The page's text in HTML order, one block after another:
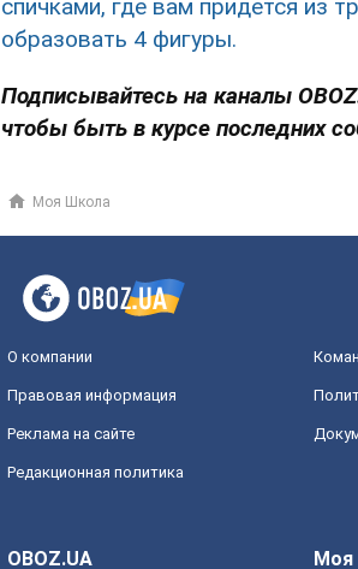
спичками, где вам придется из
образовать 4 фигуры.
Подписывайтесь на каналы
чтобы быть в курсе последних
Моя Школа
О компании
Правовая информация
Реклама на сайте
Редакционная политика
OBOZ.UA Моя